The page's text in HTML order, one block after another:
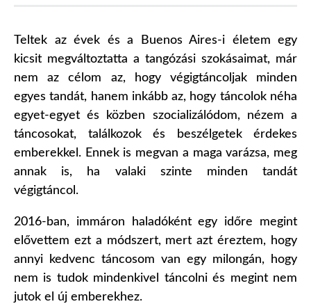
Teltek az évek és a Buenos Aires-i életem egy
kicsit megváltoztatta a tangózási szokásaimat, már
nem az célom az, hogy végigtáncoljak minden
egyes tandát, hanem inkább az, hogy táncolok néha
egyet-egyet és közben szocializálódom, nézem a
táncosokat, találkozok és beszélgetek érdekes
emberekkel. Ennek is megvan a maga varázsa, meg
annak is, ha valaki szinte minden tandát
végigtáncol.
2016-ban, immáron haladóként egy időre megint
elővettem ezt a módszert, mert azt éreztem, hogy
annyi kedvenc táncosom van egy milongán, hogy
nem is tudok mindenkivel táncolni és megint nem
jutok el új emberekhez.